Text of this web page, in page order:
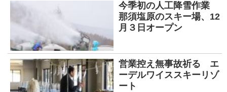
今季初の人工降雪作業
那須塩原のスキー場、12
月３日オープン
営業控え無事故祈る エ
ーデルワイススキーリゾ
ート